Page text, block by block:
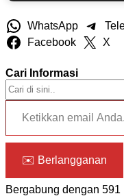
WhatsApp
Facebook
X
Cari Informasi
Ketikkan email Anda...
✉️ Berlangganan
Bergabung dengan